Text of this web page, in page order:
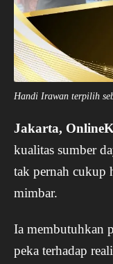
Handi Irawan terpilih
Jakarta,
kualitas sumber
tak pernah cukup
mimbar.
Ia membutuhkan
peka terhadap